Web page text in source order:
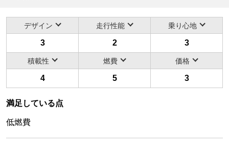
デザイン 走行性能 乗り心地
3 2 3
積載性 燃費 価格
4 5 3
満足している点
低燃費